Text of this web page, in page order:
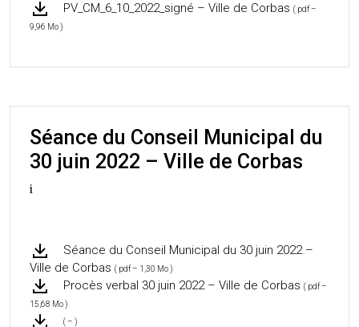
PV_CM_6_10_2022_signé – Ville de Corbas ( pdf –
9,96 Mo )
Séance du Conseil Municipal du
30 juin 2022 – Ville de Corbas
i
Séance du Conseil Municipal du 30 juin 2022 –
Ville de Corbas ( pdf – 1,30 Mo )
Procès verbal 30 juin 2022 – Ville de Corbas ( pdf –
15,68 Mo )
( – )